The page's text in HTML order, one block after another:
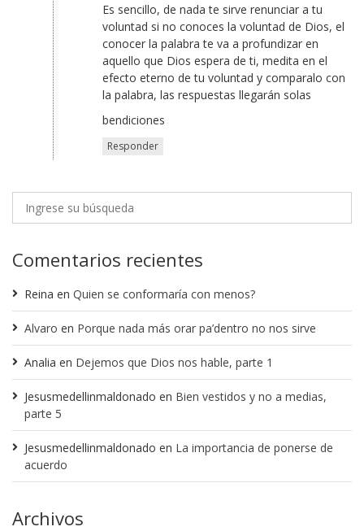
Es sencillo, de nada te sirve renunciar a tu
voluntad si no conoces la voluntad de Dios, el
conocer la palabra te va a profundizar en
aquello que Dios espera de ti, medita en el
efecto eterno de tu voluntad y comparalo con
la palabra, las respuestas llegarán solas
bendiciones
Responder
Comentarios recientes
Reina en Quien se conformaría con menos?
Alvaro en Porque nada más orar pa’dentro no nos sirve
Analia en Dejemos que Dios nos hable, parte 1
Jesusmedellinmaldonado en Bien vestidos y no a medias,
parte 5
Jesusmedellinmaldonado en La importancia de ponerse de
acuerdo
Archivos